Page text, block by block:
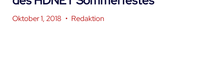
Oktober 1, 2018 • Redaktion